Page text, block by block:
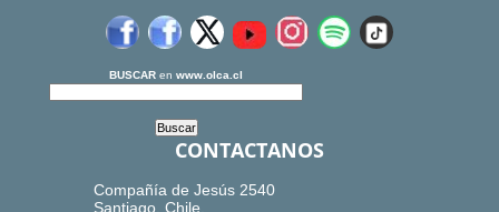
BUSCAR en www.olca.cl
CONTACTANOS
Compañía de Jesús 2540
Santiago, Chile.